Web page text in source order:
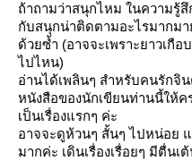
ถ้าถามว่าสนุกไหม ในความรู้
กับสนุกน่าติดตามอะไรมากมา
ด้วยซ้ำ (อาจจะเพราะยาวเกื
ไปไหน)
อ่านได้เพลินๆ สำหรับคนรักจิ
หนังสือของนักเขียนท่านนี้ให้
เป็นเรื่องแรกๆ ค่ะ
อาจจะดูห้วนๆ สั้นๆ ไปหน่อย
มากค่ะ เดินเรื่องเรื่อยๆ มีตื่น